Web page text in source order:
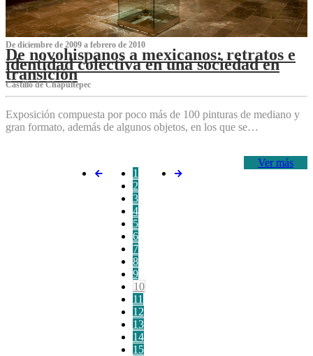
De diciembre de 2009 a febrero de 2010
De novohispanos a mexicanos: retratos e
identidad colectiva en una sociedad en
transición
Castillo de Chapultepec
Exposición compuesta por poco más de 100 pinturas de mediano y
gran formato, además de algunos objetos, en los que se…
Ver más
1
2
3
4
5
6
7
8
9
10
11
12
13
14
15